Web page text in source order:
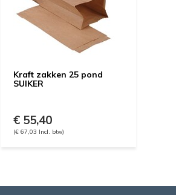
Kraft zakken 25 pond
SUIKER
€ 55,40
(€ 67,03 Incl. btw)